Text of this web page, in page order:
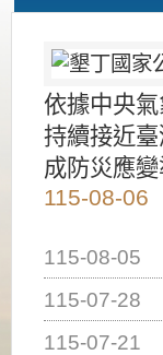
依據中央
持續接近
成防災應
115-08-06
115-08-05
115-07-28
115-07-21